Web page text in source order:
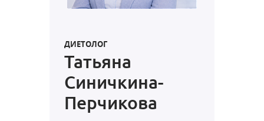
ДИЕТОЛОГ
Татьяна
Синичкина-
Перчикова